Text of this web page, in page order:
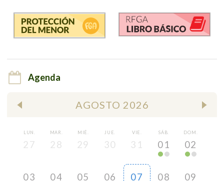
Agenda
AGOSTO 2026
LUN.
27
MAR.
28
MIÉ.
29
JUE.
30
VIE.
31
SÁB.
01
DOM.
02
03 04 05 06 07 08 09